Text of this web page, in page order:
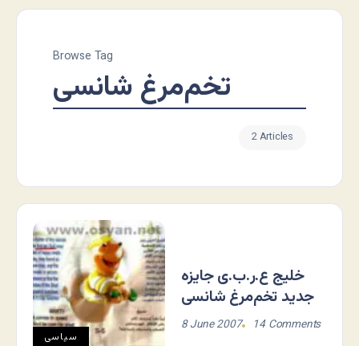
Browse Tag
تخم‌مرغ شانسی
2 Articles
سياسی
خلیج ع.ر.ب.ی جایزه
جدید تخم‌مرغ شانسی
8 June 2007 14 Comments